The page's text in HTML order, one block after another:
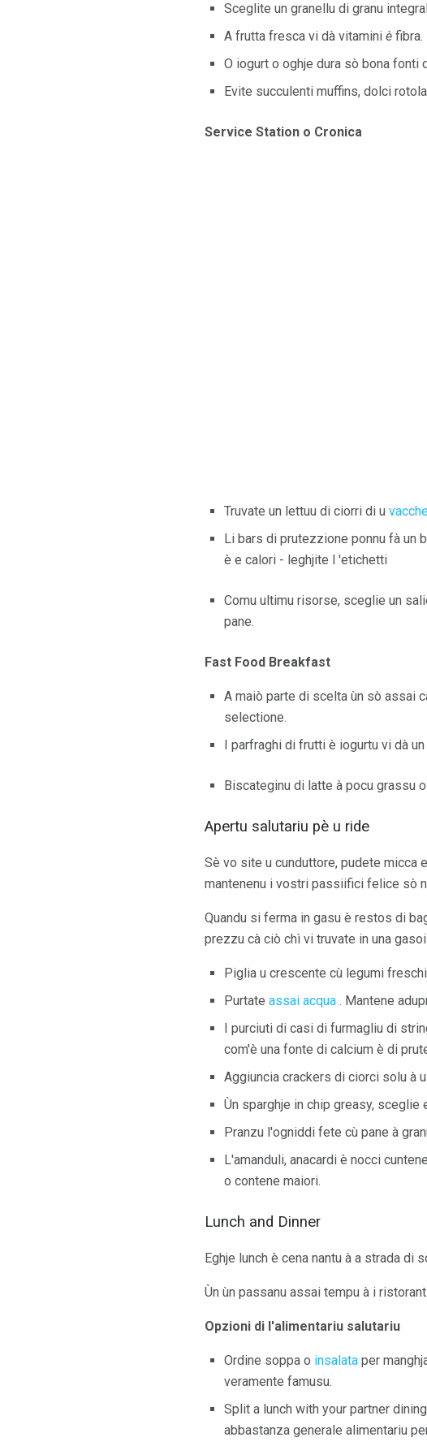
Sceglite un granellu di granu
A frutta fresca vi dà vitamini è fibra.
O iogurt o oghje dura sò bona fonti
Evite succulenti muffins, dolci
Service Station o Cronica
Truvate un lettuu di ciorri di u
Li bars di prutezzione ponnu fà un
è e calori - leghjite l 'etichetti
Comu ultimu risorse, sceglie un
pane.
Fast Food Breakfast
A maiò parte di scelta ùn sò assai
selectione.
I parfraghi di frutti è iogurtu vi dà
Biscateginu di latte à pocu grassu
Apertu salutariu pè u ride
Sè vo site u cunduttore, pudete micca
mantenenu i vostri passiifici felice sò
Quandu si ferma in gasu è restos di
prezzu cà ciò chì vi truvate in una
Piglia u crescente cù legumi
Purtate assai acqua . Mantene
I purciuti di casi di furmagliu di
com'è una fonte di calcium è di
Aggiuncia crackers di ciorci solu à
Ùn sparghje in chip greasy, sceglie
Pranzu l'ogniddi fete cù pane à
L'amanduli, anacardi è nocci
o contene maiori.
Lunch and Dinner
Eghje lunch è cena nantu à a strada di
Ùn ùn passanu assai tempu à i
Opzioni di l'alimentariu salutariu
Ordine soppa o insalata per
veramente famusu.
Split a lunch with your partner
abbastanza generale alimentariu